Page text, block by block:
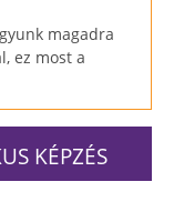
magadra
ez most a
KÉPZÉS